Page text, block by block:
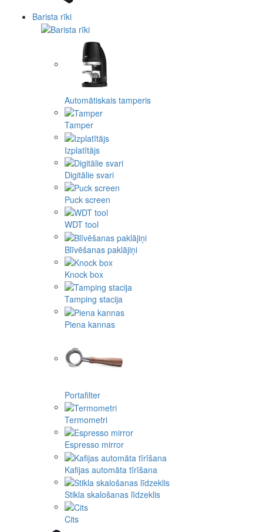
Barista rīki
Automātiskais tamperis
Tamper
Izplatītājs
Digitālie svari
Puck screen
WDT tool
Blīvēšanas paklājiņi
Knock box
Tamping stacija
Piena kannas
Portafilter
Termometri
Espresso mirror
Kafijas automāta tīrīšana
Stikla skalošanas līdzeklis
Cits